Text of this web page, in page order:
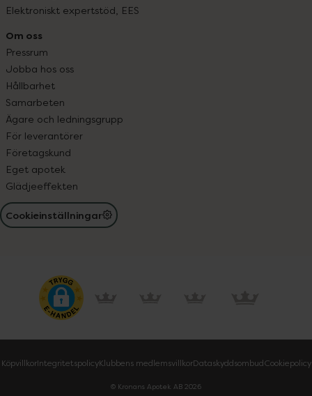
Elektroniskt expertstöd, EES
Om oss
Pressrum
Jobba hos oss
Hållbarhet
Samarbeten
Ägare och ledningsgrupp
För leverantörer
Företagskund
Eget apotek
Glädjeeffekten
Cookieinställningar
KöpvillkorIntegritetspolicyKlubbens medlemsvillkorDataskyddsombudCookiepolicy
© Kronans Apotek AB 2026